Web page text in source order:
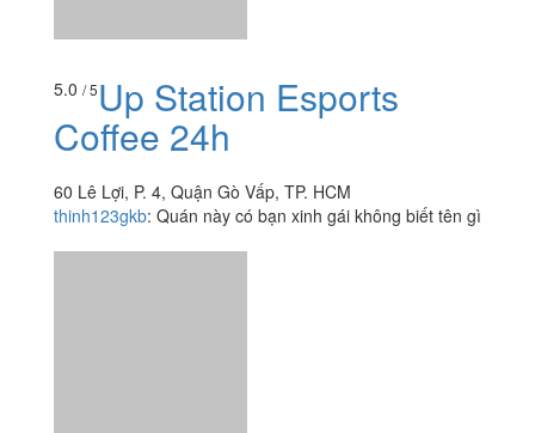
nhánh vì gần nhà và nới làm việc, tất cả các bạn nhân
viên đều cực lovely riêng chị quản lý mình nghĩ như vậy
vì có...